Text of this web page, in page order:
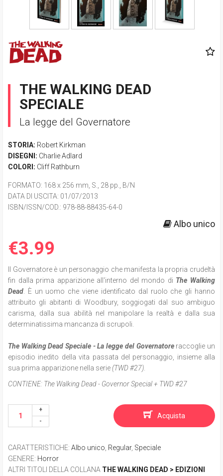
THE WALKING DEAD
SPECIALE
La legge del Governatore
STORIA: Robert Kirkman
DISEGNI: Charlie Adlard
COLORI: Cliff Rathburn
FORMATO: 168 x 256 mm, S., 28 pp., B/N
DATA DI USCITA: 01/07/2013
ISBN/ISSN/COD.: 978-88-88435-64-0
Albo unico
€3.99
Il Governatore è un personaggio che manifesta la propria crudeltà
fin dalla prima apparizione all'interno del mondo di The Walking
Dead . È un uomo che viene identificato dal ruolo che gli hanno
attribuito gli abitanti di Woodbury, soggiogati dal suo ambiguo
carisma, dalla sua abilità nel manipolare la realtà e dalla sua
determinatissima mancanza di scrupoli.
The Walking Dead Speciale - La legge del Governatore raccoglie un
episodio inedito della vita passata del personaggio, insieme alla
sua prima apparizione nella serie(TWD #27)
CONTIENE: The Walking Dead - Governor Special + TWD #27
Acquista
CARATTERISTICHE: Albo unico Regular, Speciale
GENERE: Horror
ALTRI TITOLI DELLA COLLANA THE WALKING DEAD > EDIZIONI